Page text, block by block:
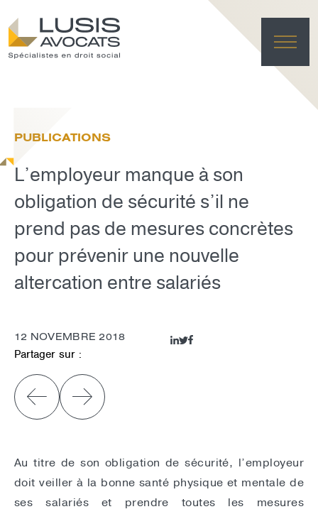
PUBLICATIONS
L’employeur manque à son
obligation de sécurité s’il ne
prend pas de mesures concrètes
pour prévenir une nouvelle
altercation entre salariés
12 NOVEMBRE 2018
Partager sur :
Au titre de son obligation de sécurité, l’employeur
doit veiller à la bonne santé physique et mentale de
ses salariés et prendre toutes les mesures